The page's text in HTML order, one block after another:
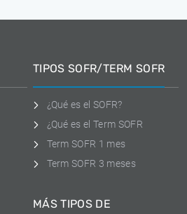
TIPOS SOFR/TERM SOFR
¿Qué es el SOFR?
¿Qué es el Term SOFR
Term SOFR 1 mes
Term SOFR 3 meses
MÁS TIPOS DE